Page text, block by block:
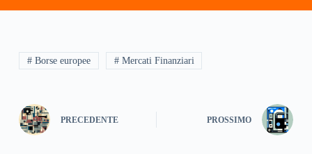
# Borse europee # Mercati Finanziari
PRECEDENTE PROSSIMO